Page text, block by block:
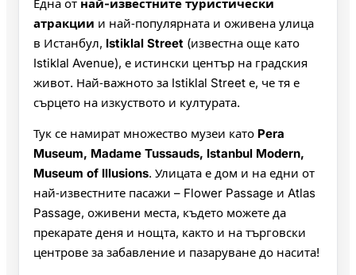
Една от най-известните туристически
атракции и най‑популярната и оживена улица
в Истанбул, Istiklal Street (известна още като
Istiklal Avenue), е истински център на градския
живот. Най‑важното за Istiklal Street е, че тя е
сърцето на изкуството и културата.
Тук се намират множество музеи като Pera
Museum, Madame Tussauds, Istanbul Modern,
Museum of Illusions. Улицата е дом и на едни от
най‑известните пасажи – Flower Passage и Atlas
Passage, оживени места, където можете да
прекарате деня и нощта, както и на търговски
центрове за забавление и пазаруване до насита!